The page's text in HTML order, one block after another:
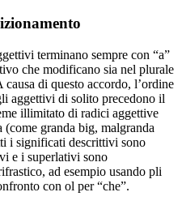
terminano sempre con “a”
che modificano sia nel plurale
di questo accordo, l’ordine
aggettivi di solito precedono il
illimitato di radici aggettive
(come granda big, malgranda
i significati descrittivi sono
e i superlativi sono
ad esempio usando pli
con ol per “che”.